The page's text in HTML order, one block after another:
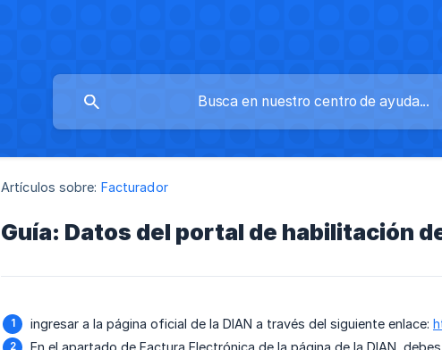
Artículos sobre: Facturador
Guía: Datos del portal de habilitación
ingresar a la página oficial de la DIAN a través del siguiente enlace:
En el apartado de Factura Electrónica de la página de la DIAN,